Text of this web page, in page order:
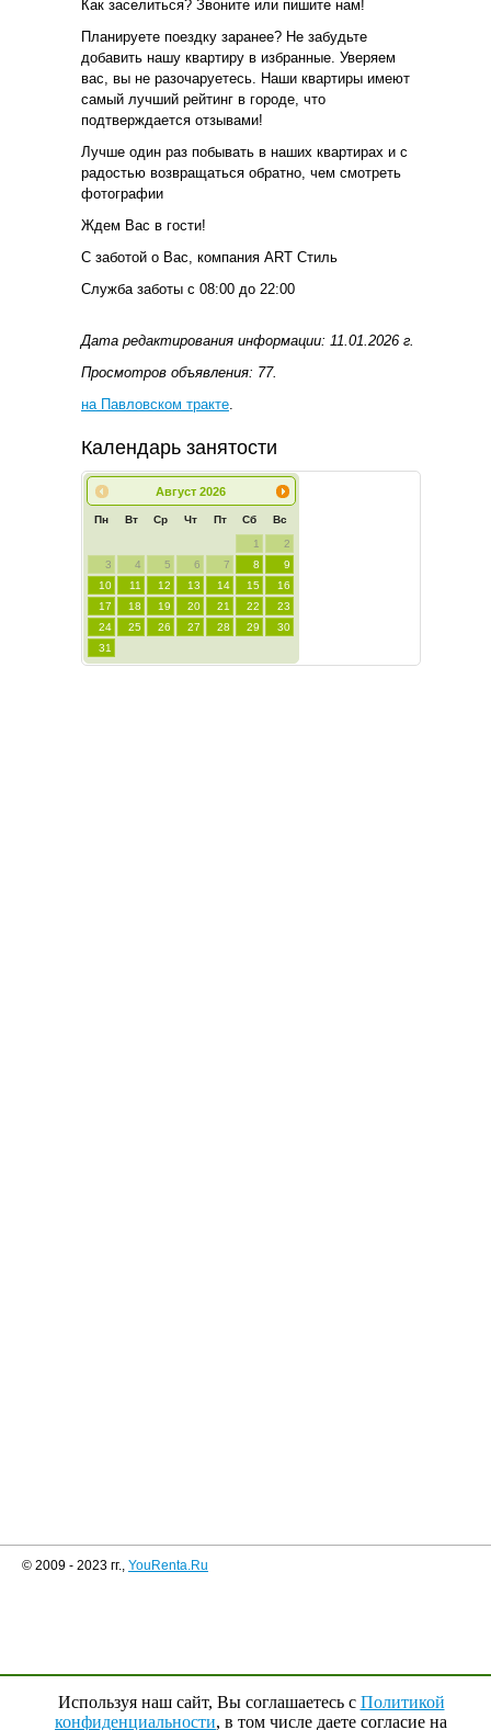
Как заселиться? Звоните или пишите нам!
Планируете поездку заранее? Не забудьте
добавить нашу квартиру в избранные. Уверяем
вас, вы не разочаруетесь. Наши квартиры имеют
самый лучший рейтинг в городе, что
подтверждается отзывами!
Лучше один раз побывать в наших квартирах и с
радостью возвращаться обратно, чем смотреть
фотографии
Ждем Вас в гости!
С заботой о Вас, компания ART Стиль
Служба заботы с 08:00 до 22:00
Дата редактирования информации: 11.01.2026 г.
Просмотров объявления: 77.
на Павловском тракте.
Календарь занятости
Август 2026
Пн Вт Ср Чт Пт Сб Вс
1
2
3
4 5 6 7 8
9
10
11 12 13 14 15
16
17
18 19 20 21 22
23
24
25 26 27 28 29
30
31
© 2009 - 2023 гг., YouRenta.Ru
Используя наш сайт, Вы соглашаетесь с Политикой
конфиденциальности, в том числе даете согласие на